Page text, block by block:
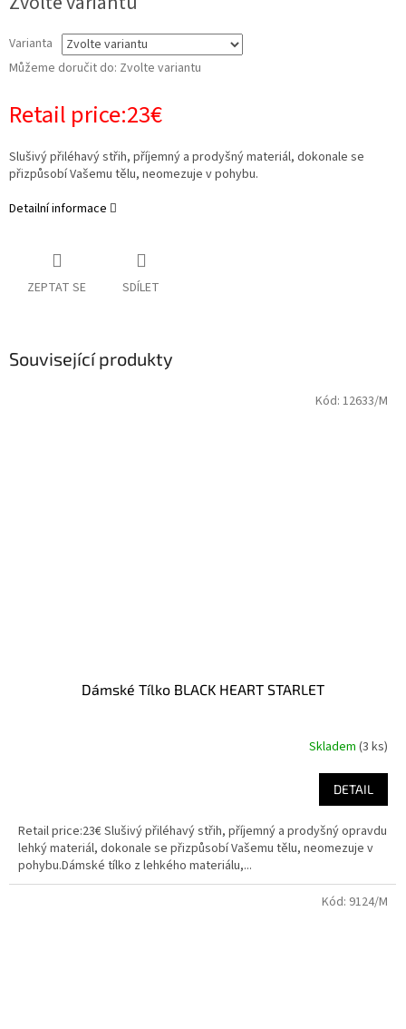
Varianta
Můžeme doručit do: Zvolte variantu
Retail price:23€
Slušivý přiléhavý střih, příjemný a prodyšný materiál, dokonale se
přizpůsobí Vašemu tělu, neomezuje v pohybu.
Detailní informace
ZEPTAT SE SDÍLET
Související produkty
Dámské Tílko BLACK HEART STARLET
Skladem (3 ks)
DETAIL
Retail price:23€ Slušivý přiléhavý střih, příjemný a prodyšný opravdu
lehký materiál, dokonale se přizpůsobí Vašemu tělu, neomezuje v
pohybu.Dámské tílko z lehkého materiálu,...
Kód: 12633/M
Kód: 9124/M